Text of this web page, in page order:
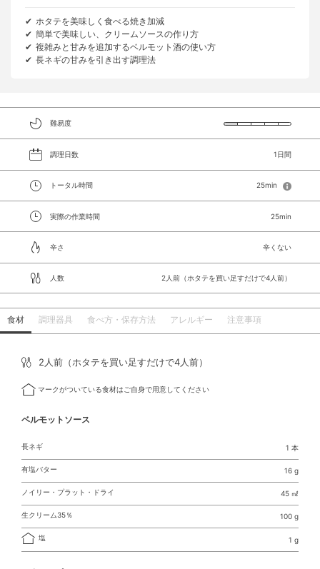
ホタテを美味しく食べる焼き加減
簡単で美味しい、クリームソースの作り方
複雑みと甘みを追加するベルモット酒の使い方
長ネギの甘みを引き出す調理法
難易度
調理日数 1日間
トータル時間 25min
実際の作業時間 25min
辛さ 辛くない
人数 2人前（ホタテを買い足すだけで4人前）
食材 調理器具 食べ方・保存方法 アレルギー 注意事項
2人前（ホタテを買い足すだけで4人前）
マークがついている食材はご自身で用意してください
ベルモットソース
長ネギ 1 本
有塩バター 16 g
ノイリー・プラット・ドライ 45 ㎖
生クリーム35％ 100 g
塩 1 g